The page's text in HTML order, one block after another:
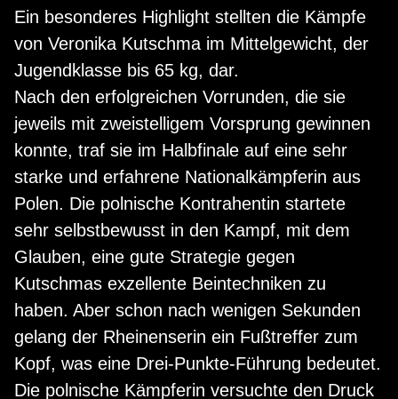
Ein besonderes Highlight stellten die Kämpfe
von Veronika Kutschma im Mittelgewicht, der
Jugendklasse bis 65 kg, dar.
Nach den erfolgreichen Vorrunden, die sie
jeweils mit zweistelligem Vorsprung gewinnen
konnte, traf sie im Halbfinale auf eine sehr
starke und erfahrene Nationalkämpferin aus
Polen. Die polnische Kontrahentin startete
sehr selbstbewusst in den Kampf, mit dem
Glauben, eine gute Strategie gegen
Kutschmas exzellente Beintechniken zu
haben. Aber schon nach wenigen Sekunden
gelang der Rheinenserin ein Fußtreffer zum
Kopf, was eine Drei-Punkte-Führung bedeutet.
Die polnische Kämpferin versuchte den Druck